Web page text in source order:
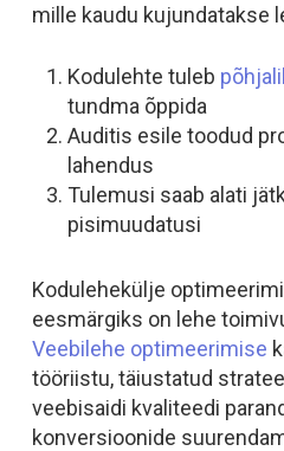
mille kaudu kujundatakse
Kodulehte tuleb
tundma õppida
Auditis esile toodud
lahendus
Tulemusi saab alati
pisimuudatusi
Kodulehekülje
eesmärgiks on lehe
Veebilehe optimeerimise
tööriistu, täiustatud
veebisaidi kvaliteedi
konversioonide